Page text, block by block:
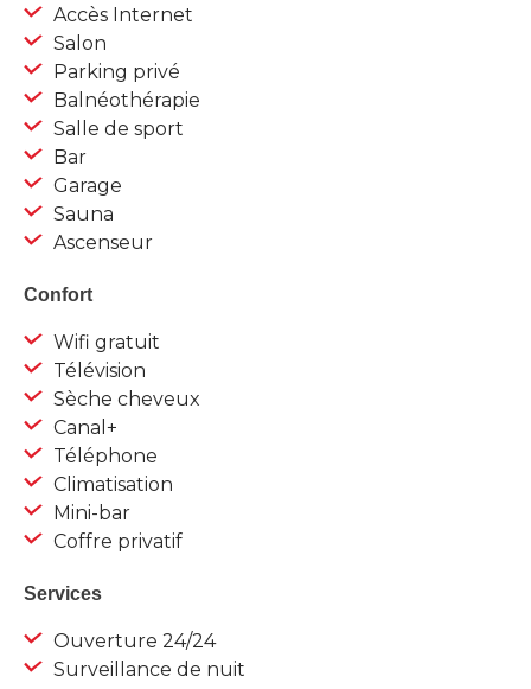
Accès Internet
Salon
Parking privé
Balnéothérapie
Salle de sport
Bar
Garage
Sauna
Ascenseur
Confort
Wifi gratuit
Télévision
Sèche cheveux
Canal+
Téléphone
Climatisation
Mini-bar
Coffre privatif
Services
Ouverture 24/24
Surveillance de nuit